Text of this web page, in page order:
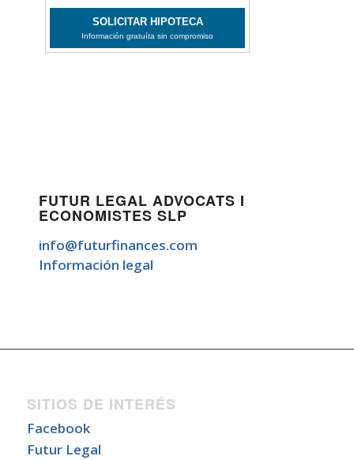
FUTUR LEGAL ADVOCATS I
ECONOMISTES SLP
info@futurfinances.com
Información legal
SITIOS DE INTERÉS
Facebook
Futur Legal